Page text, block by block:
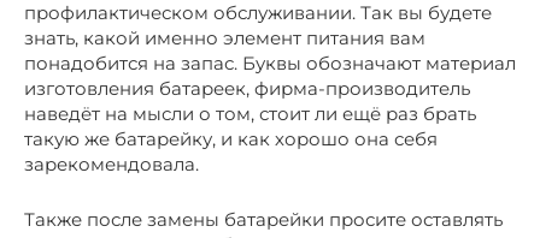
профилактическом обслуживании. Так вы будете
знать, какой именно элемент питания вам
понадобится на запас. Буквы обозначают материал
изготовления батареек, фирма-производитель
наведёт на мысли о том, стоит ли ещё раз брать
такую же батарейку, и как хорошо она себя
зарекомендовала.
Также после замены батарейки просите оставлять